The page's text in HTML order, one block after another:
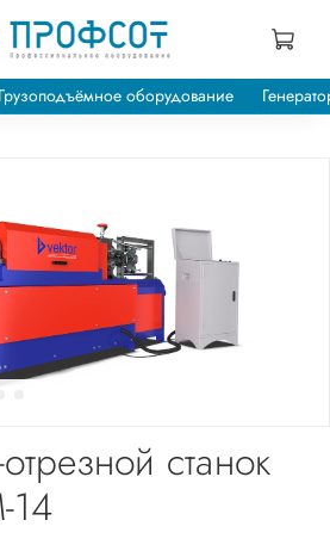
Грузоподъёмное оборудование
станок